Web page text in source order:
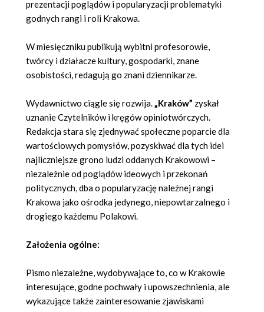
prezentacji poglądów i popularyzacji problematyki
godnych rangi i roli Krakowa.
W miesięczniku publikują wybitni profesorowie,
twórcy i działacze kultury, gospodarki, znane
osobistości, redagują go znani dziennikarze.
Wydawnictwo ciągle się rozwija.„Kraków” zyskał
uznanie Czytelników i kręgów opiniotwórczych.
Redakcja stara się zjednywać społeczne poparcie dla
wartościowych pomysłów, pozyskiwać dla tych idei
najliczniejsze grono ludzi oddanych Krakowowi –
niezależnie od poglądów ideowych i przekonań
politycznych, dba o popularyzację należnej rangi
Krakowa jako ośrodka jedynego, niepowtarzalnego i
drogiego każdemu Polakowi.
Założenia ogólne:
Pismo niezależne, wydobywające to, co w Krakowie
interesujące, godne pochwały i upowszechnienia, ale
wykazujące także zainteresowanie zjawiskami